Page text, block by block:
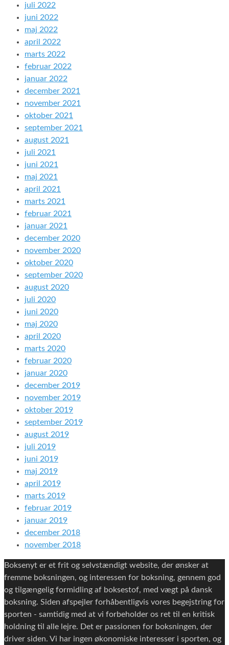
juli 2022
juni 2022
maj 2022
april 2022
marts 2022
februar 2022
januar 2022
december 2021
november 2021
oktober 2021
september 2021
august 2021
juli 2021
juni 2021
maj 2021
april 2021
marts 2021
februar 2021
januar 2021
december 2020
november 2020
oktober 2020
september 2020
august 2020
juli 2020
juni 2020
maj 2020
april 2020
marts 2020
februar 2020
januar 2020
december 2019
november 2019
oktober 2019
september 2019
august 2019
juli 2019
juni 2019
maj 2019
april 2019
marts 2019
februar 2019
januar 2019
december 2018
november 2018
Boksenyt er et frit og selvstændigt website, der ønsker at
fremme boksningen, og interessen for boksning, gennem god
og tilgængelig formidling af boksestof, med vægt på dansk
boksning. Siden afspejler forhåbentligvis vores begejstring for
sporten - samtidig med at vi forbeholder os ret til en kritisk
holdning til alle lejre. Det er passionen for boksningen, der
driver siden. Vi har ingen økonomiske interesser i sporten, og